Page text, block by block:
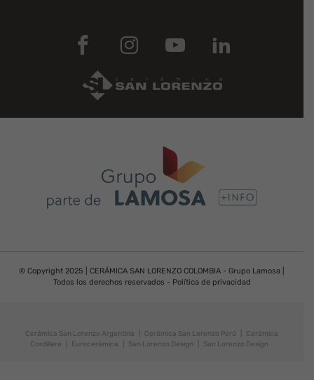
© Copyright 2025 | CERÁMICA SAN LORENZO COLOMBIA - Grupo Lamosa |
Todos los derechos reservados -Política de privacidad
Cerámica San Lorenzo Argentina Cerámica San Lorenzo Perú
Cerámica
Cordillera
Eurocerámica San Lorenzo Design San Lorenzo Design